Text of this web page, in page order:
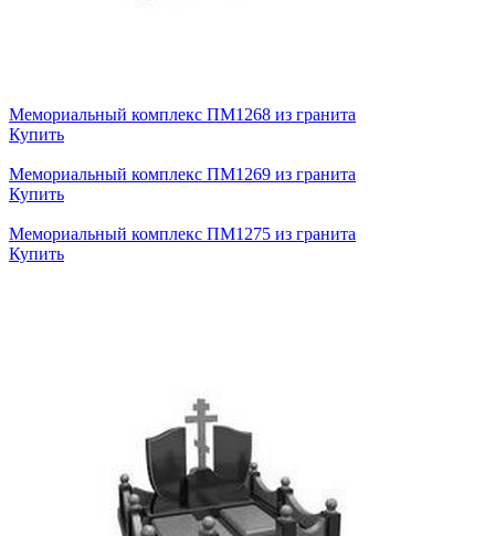
Мемориальный комплекс ПМ1268 из гранита
Купить
Мемориальный комплекс ПМ1269 из гранита
Купить
Мемориальный комплекс ПМ1275 из гранита
Купить